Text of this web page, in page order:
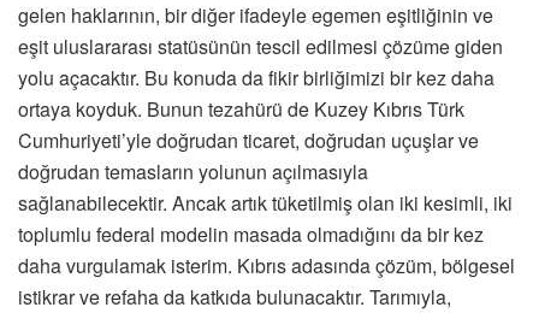
gelen haklarının, bir diğer ifadeyle egemen eşitliğinin ve
eşit uluslararası statüsünün tescil edilmesi çözüme giden
yolu açacaktır. Bu konuda da fikir birliğimizi bir kez daha
ortaya koyduk. Bunun tezahürü de Kuzey Kıbrıs Türk
Cumhuriyeti’yle doğrudan ticaret, doğrudan uçuşlar ve
doğrudan temasların yolunun açılmasıyla
sağlanabilecektir. Ancak artık tüketilmiş olan iki kesimli, iki
toplumlu federal modelin masada olmadığını da bir kez
daha vurgulamak isterim. Kıbrıs adasında çözüm, bölgesel
istikrar ve refaha da katkıda bulunacaktır. Tarımıyla,